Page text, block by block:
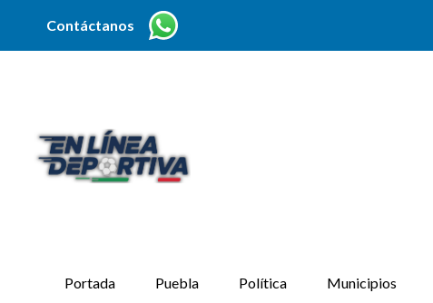
Contáctanos
Portada Puebla Política Municipios